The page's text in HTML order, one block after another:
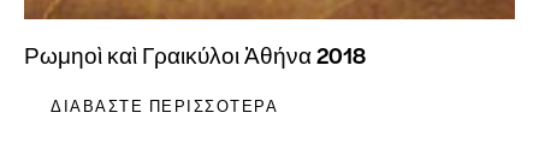
Ρωμηοὶ καὶ Γραικύλοι Ἀθήνα 2018
ΔΙΑΒΆΣΤΕ ΠΕΡΙΣΣΌΤΕΡΑ